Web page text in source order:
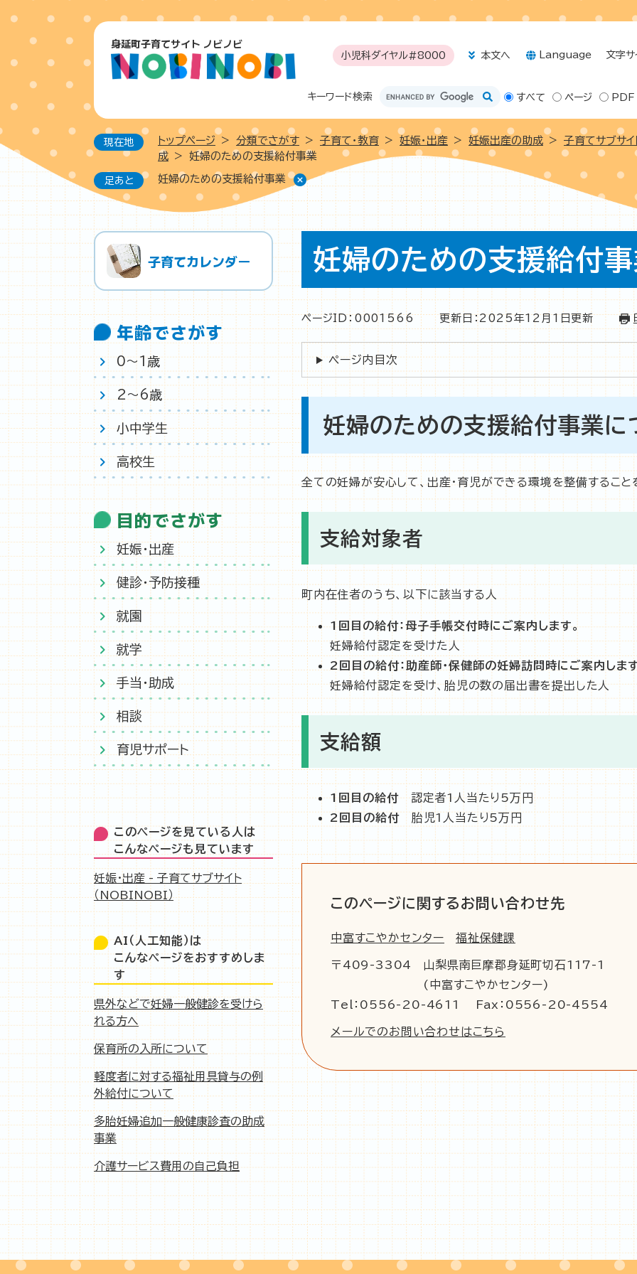
の
で
す
。
身延町子育てサイト ノビノビ
小児科ダイヤル#8000 本文へ Language 文字サ
キーワード検索 すべて ページ PDF
現在地 トップページ > 分類でさがす > 子育て・教育 > 妊娠・出産 > 妊娠出産の助成 >
子育てサブサ
成 > 妊婦のための支援給付事業
足あと 妊婦のための支援給付事業
妊婦のための支援給付
ページID：0001566 更新日：2025年12月1日更新
ページ内目次
妊婦のための支援給付事業に
全ての妊婦が安心して、出産・育児ができる環境を整備すること
支給対象者
町内在住者のうち、以下に該当する人
1回目の給付：母子手帳交付時にご案内します。
妊婦給付認定を受けた人
2回目の給付：助産師・保健師の妊婦訪問時にご案内しま
妊婦給付認定を受け、胎児の数の届出書を提出した人​
支給額
1回目の給付認定者1人当たり5万円
2回目の給付 胎児1人当たり5万円
このページに関するお問い合わせ先
中富すこやかセンター 福祉保健課
〒409-3304
山梨県南巨摩郡身延町切石117-1
(中富すこやかセンター)
Tel：0556-20-4611
Fax：0556-20-4554
メールでのお問い合わせはこちら
子育てカレンダー
年齢でさがす
0〜1歳
2〜6歳
小中学生
高校生
目的でさがす
妊娠・出産
健診・予防接種
就園
就学
手当・助成
相談
育児サポート
このページを見ている人は
こんなページも見ています
妊娠・出産 - 子育てサブサイト
（NOBINOBI）
AI（人工知能）は
こんなページをおすすめしま
す
県外などで妊婦一般健診を受けら
れる方へ
保育所の入所について
軽度者に対する福祉用具貸与の例
外給付について
多胎妊婦追加一般健康診査の助成
事業
介護サービス費用の自己負担